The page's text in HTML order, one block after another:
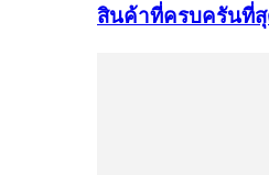
สินค้าที่ครบครันที่สุ